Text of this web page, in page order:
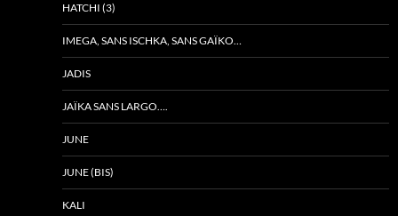
HATCHI (3)
IMEGA, SANS ISCHKA, SANS GAÏKO…
JADIS
JAÏKA SANS LARGO….
JUNE
JUNE (BIS)
KALI